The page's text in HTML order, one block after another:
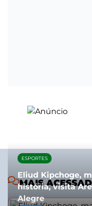
MAIS
ESPORTES
Eliud Kipchoge,
história, visita
Alegre